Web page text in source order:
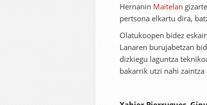
Hernanin Maitelan
pertsona elkartu dira,
Olatukoopen bidez
Lanaren burujabetzan
dizkiegu laguntza
bakarrik utzi nahi